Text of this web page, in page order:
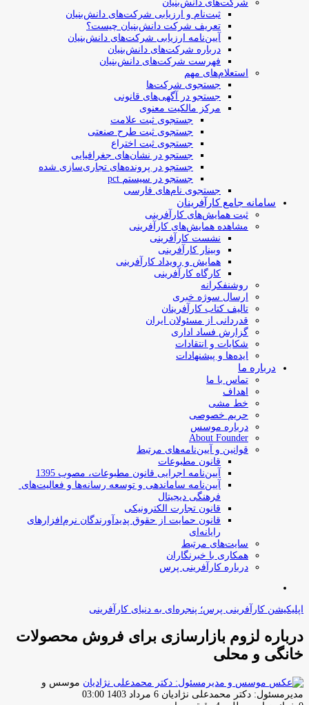
شرکت‌های دانش‌بنیان
ثبت‌نام و ارزیابی شرکت‌های دانش‌بنیان
تعریف شرکت دانش‌بنیان چیست؟
آیین‌نامه ارزیابی شرکت‌های دانش‌بنیان
درباره شرکت‌های دانش‌بنیان
فهرست شرکت‌های دانش‌بنیان
استعلام‌های مهم
جستجوی شرکت‌ها
جستجو در آگهی‌های قانونی
مرکز مالکیت معنوی
جستجوی ثبت علامت
جستجوی ثبت طرح صنعتی
جستجوی ثبت اختراع
جستجو در نشان‌های جغرافیایی
جستجو در پرونده‌های تجاری‌سازی شده
جستجو در سیستم pct
جستجوی نام‌های فارسی
سامانه جامع کارآفرینان
ثبت همایش‌های کارآفرینی
مشاهده همایش‌های کارآفرینی
نشست کارآفرینی
وبینار کارآفرینی
همایش و رویداد کارآفرینی
کارگاه کارآفرینی
روشنفکرانه
ارسال سوژه‌ خبری
تالیف کتاب کارآفرینان
قدردانی از مسئولان ایران
گزارش فساد اداری
شکایات و انتقادات
ایده‌ها و پیشنهادات
درباره ما
تماس با ما
اهداف
خط مشی
حریم خصوصی
درباره موسس
About Founder
قوانین و آیین‌نامه‌های مرتبط
‌قانون مطبوعات
آیین‌نامه اجرایی قانون مطبوعات، مصوب 1395
آیین‌نامه سامان­دهی و توسعه رسانه­‌ها و فعالیت‌­های
فرهنگی دیجیتال
قانون تجارت الکترونیکی
قانون حمایت از حقوق پدیدآورندگان نرم‌افزارهای
رایانه‌ای
سایت‌های مرتبط
همکاری با خبرنگاران
درباره کارآفرینی پرس
اپلیکیشن کارآفرینی پرس؛ پنجره‌ای به دنیای کارآفرینی
درباره لزوم بازارسازی برای فروش محصولات
خانگی و محلی
موسس و
مدیرمسئول: دکتر محمدعلی نژادیان ارسال
6 مرداد 1403 03:00